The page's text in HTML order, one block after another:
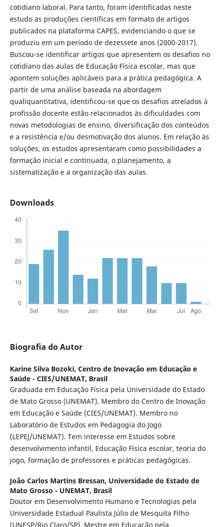
cotidiano laboral. Para tanto, foram identificadas neste
estudo as produções científicas em formato de artigos
publicados na plataforma CAPES, evidenciando o que se
produziu em um período de dezessete anos (2000-2017).
Buscou-se identificar artigos que apresentem os desafios no
cotidiano das aulas de Educação Física escolar, mas que
apontem soluções aplicáveis para a prática pedagógica. A
partir de uma análise baseada na abordagem
qualiquantitativa, identificou-se que os desafios atrelados à
profissão docente estão relacionados às dificuldades com
novas metodologias de ensino, diversificação dos conteúdos
e a resistência e/ou desmotivação dos alunos. Em relação às
soluções, os estudos apresentaram como possibilidades a
formação inicial e continuada, o planejamento, a
sistematização e a organização das aulas.
Downloads
Biografia do Autor
Karine Silva Bozoki, Centro de Inovação em Educação e
Saúde - CIES/UNEMAT, Brasil
Graduada em Educação Física pela Universidade do Estado
de Mato Grosso (UNEMAT). Membro do Centro de Inovação
em Educação e Saúde (CIES/UNEMAT). Membro no
Laboratório de Estudos em Pedagogia do Jogo
(LEPEJ/UNEMAT). Tem interesse em Estudos sobre
desenvolvimento infantil, Educação Física escolar, teoria do
jogo, formação de professores e práticas pedagógicas.
João Carlos Martins Bressan, Universidade do Estado de
Mato Grosso - UNEMAT, Brasil
Doutor em Desenvolvimento Humano e Tecnologias pela
Universidade Estadual Paulista Júlio de Mesquita Filho
(UNESP/Rio Claro/SP). Mestre em Educação pela